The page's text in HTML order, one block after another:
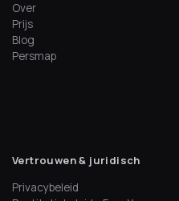
Over
Prijs
Blog
Persmap
Vertrouwen & juridisch
Privacybeleid